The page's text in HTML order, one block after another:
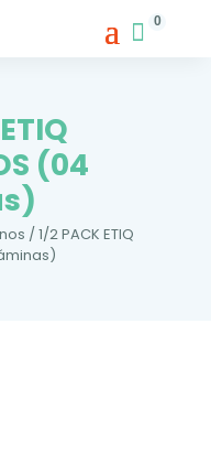
0
(04
/ 1/2 PACK ETIQ